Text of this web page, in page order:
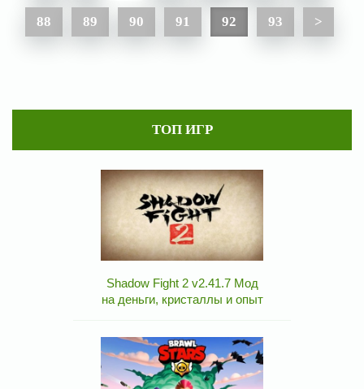
88 89 90 91 92 93 >
ТОП ИГР
Shadow Fight 2 v2.41.7 Мод
на деньги, кристаллы и опыт